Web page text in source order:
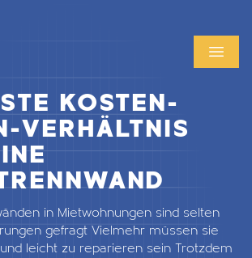
KOSTEN-
VERHÄLTNIS
in Mietwohnungen sind selten
gefragt Vielmehr müssen sie
leicht zu reparieren sein Trotzdem